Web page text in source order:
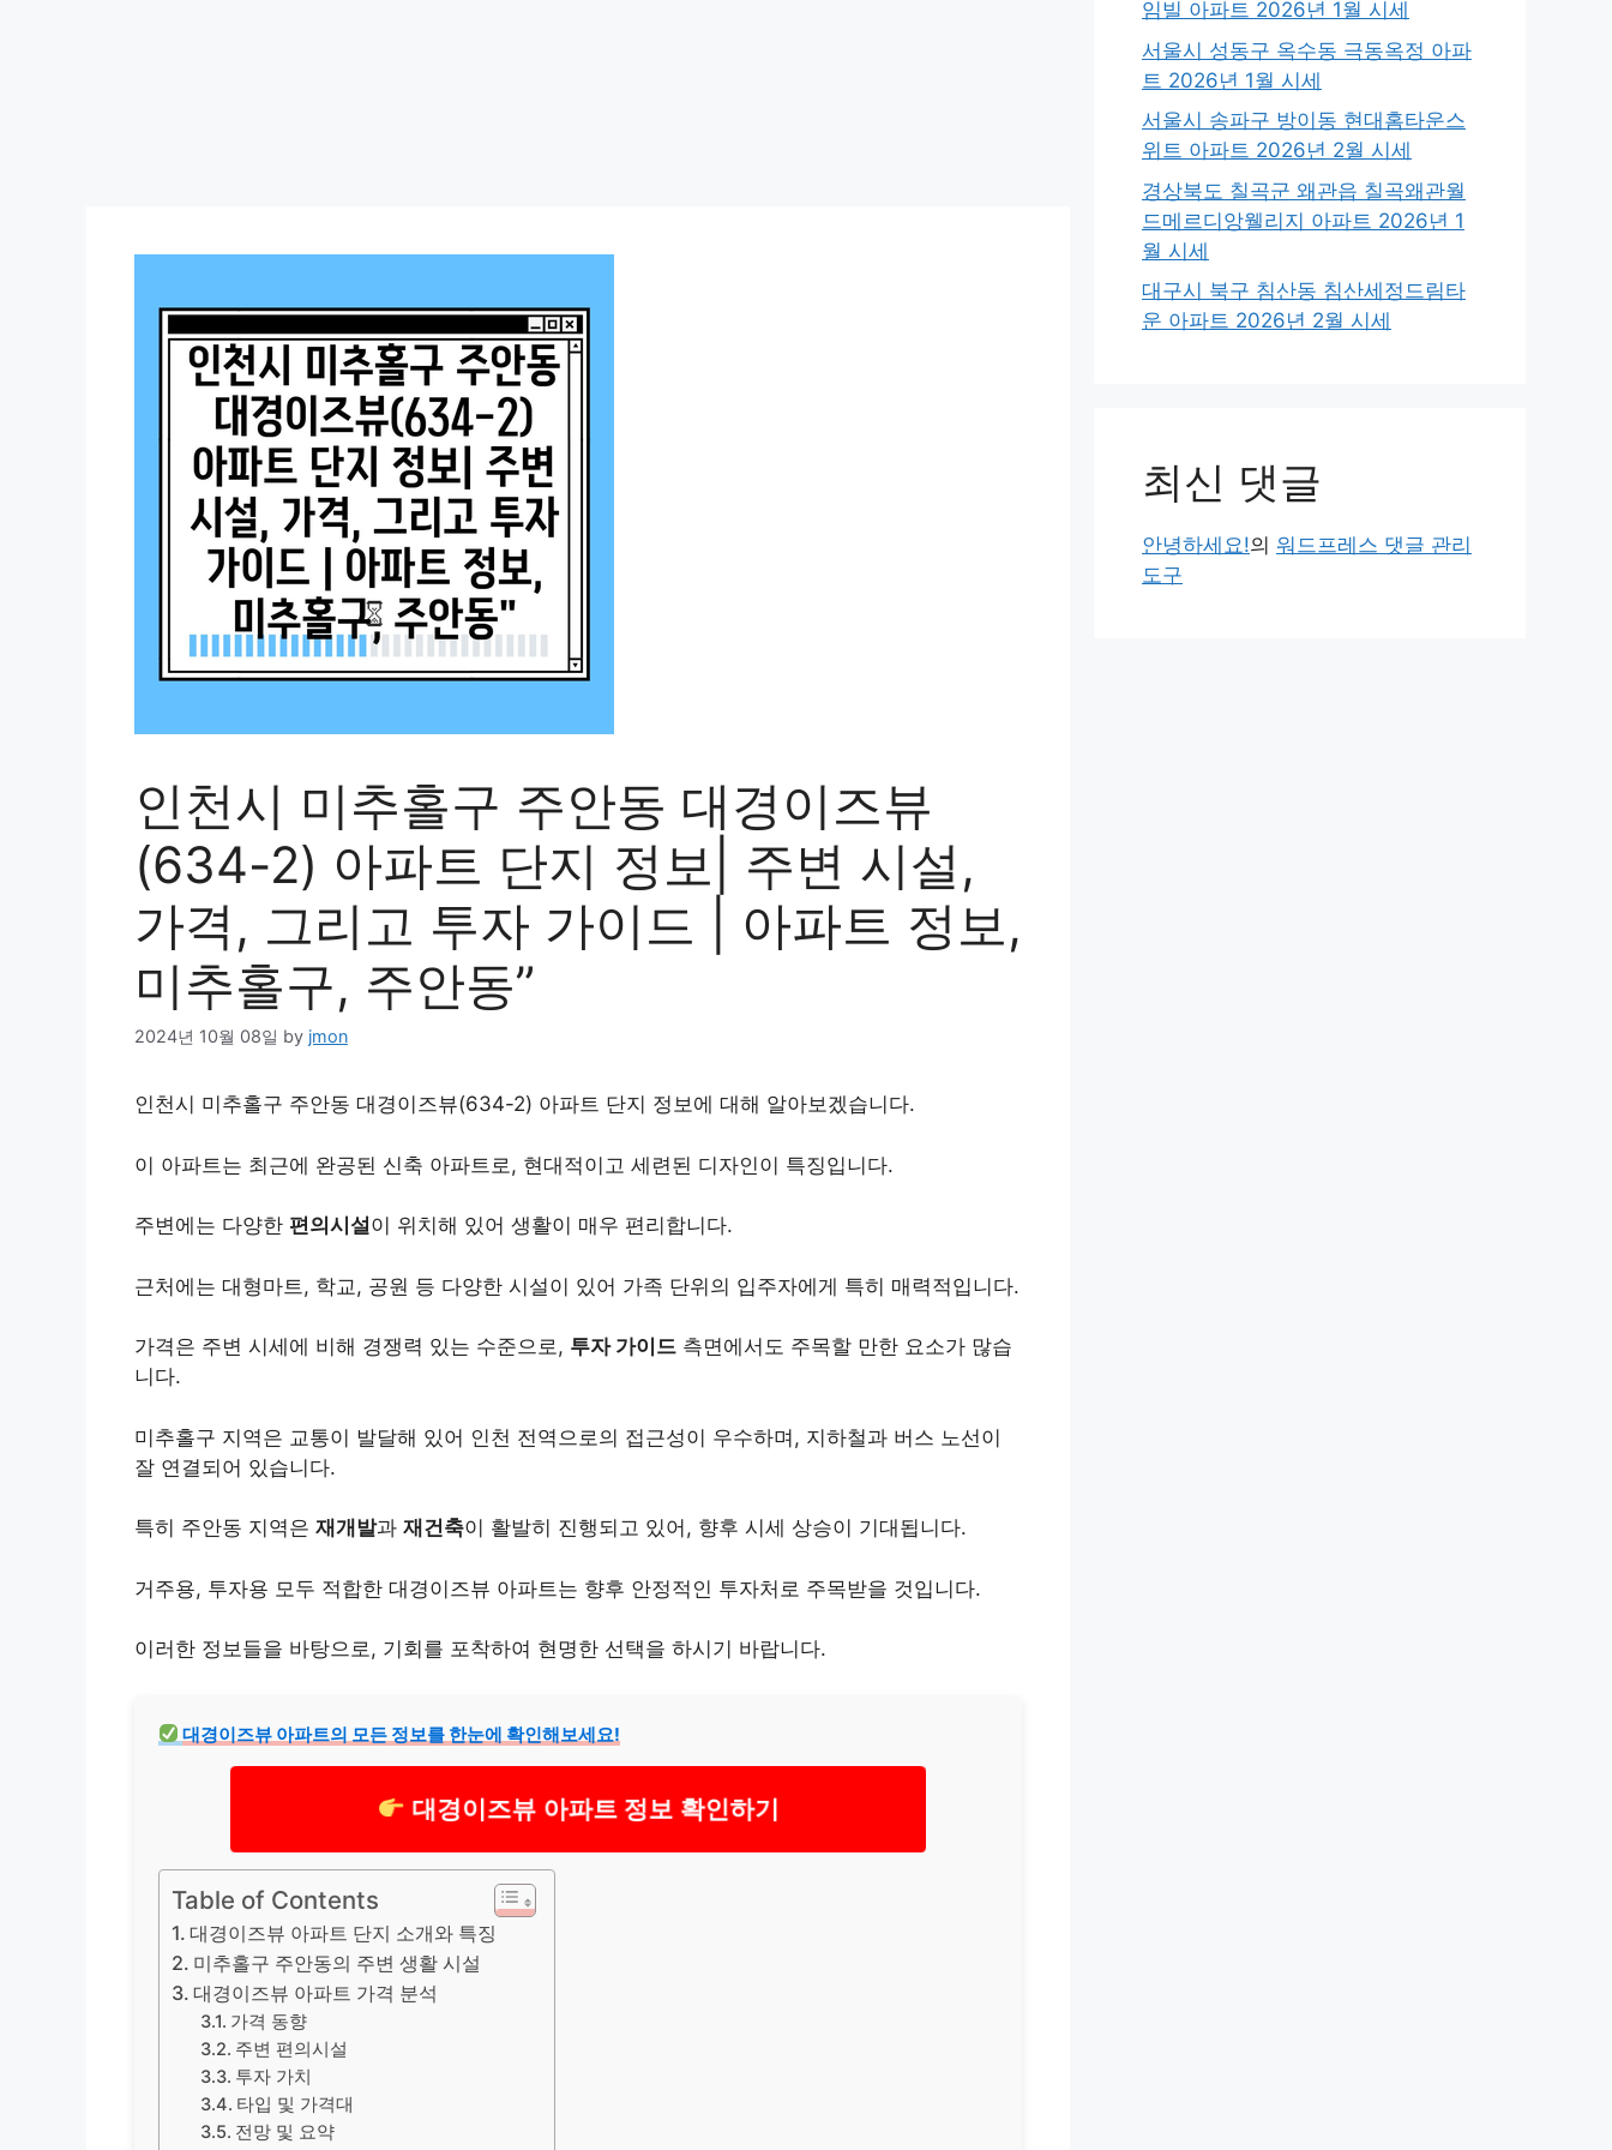
인천시 미추홀구 주안동 대경이즈뷰
(634-2) 아파트 단지 정보| 주변 시설,
가격, 그리고 투자 가이드 | 아파트 정보,
미추홀구, 주안동”
2024년 10월 08일 by jmon
인천시 미추홀구 주안동 대경이즈뷰(634-2) 아파트 단지 정보에 대해 알아보겠습니다.
이 아파트는 최근에 완공된 신축 아파트로, 현대적이고 세련된 디자인이 특징입니다.
주변에는 다양한 편의시설이 위치해 있어 생활이 매우 편리합니다.
근처에는 대형마트, 학교, 공원 등 다양한 시설이 있어 가족 단위의 입주자에게 특히 매력적입니다.
가격은 주변 시세에 비해 경쟁력 있는 수준으로, 투자 가이드 측면에서도 주목할 만한 요소가 많습
니다.
미추홀구 지역은 교통이 발달해 있어 인천 전역으로의 접근성이 우수하며, 지하철과 버스 노선이
잘 연결되어 있습니다.
특히 주안동 지역은 재개발과 재건축이 활발히 진행되고 있어, 향후 시세 상승이 기대됩니다.
거주용, 투자용 모두 적합한 대경이즈뷰 아파트는 향후 안정적인 투자처로 주목받을 것입니다.
이러한 정보들을 바탕으로, 기회를 포착하여 현명한 선택을 하시기 바랍니다.
대경이즈뷰 아파트의 모든 정보를 한눈에 확인해보세요!
대경이즈뷰 아파트 정보 확인하기
Table of Contents
대경이즈뷰 아파트 단지 소개와 특징
미추홀구 주안동의 주변 생활 시설
대경이즈뷰 아파트 가격 분석
가격 동향
주변 편의시설
투자 가치
타입 및 가격대
전망 및 요약
임빌 아파트 2026년 1월 시세
서울시 성동구 옥수동 극동옥정 아파
트 2026년 1월 시세
서울시 송파구 방이동 현대홈타운스
위트 아파트 2026년 2월 시세
경상북도 칠곡군 왜관읍 칠곡왜관월
드메르디앙웰리지 아파트 2026년 1
월 시세
대구시 북구 침산동 침산세정드림타
운 아파트 2026년 2월 시세
최신 댓글
안녕하세요!의 워드프레스 댓글 관리
도구